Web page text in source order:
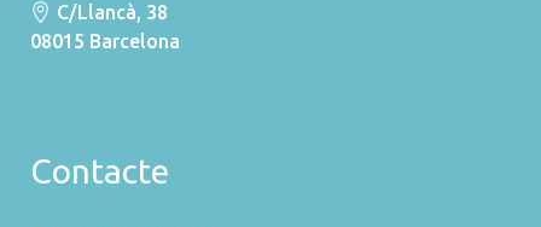
C/Llancà, 38
08015 Barcelona
Contacte